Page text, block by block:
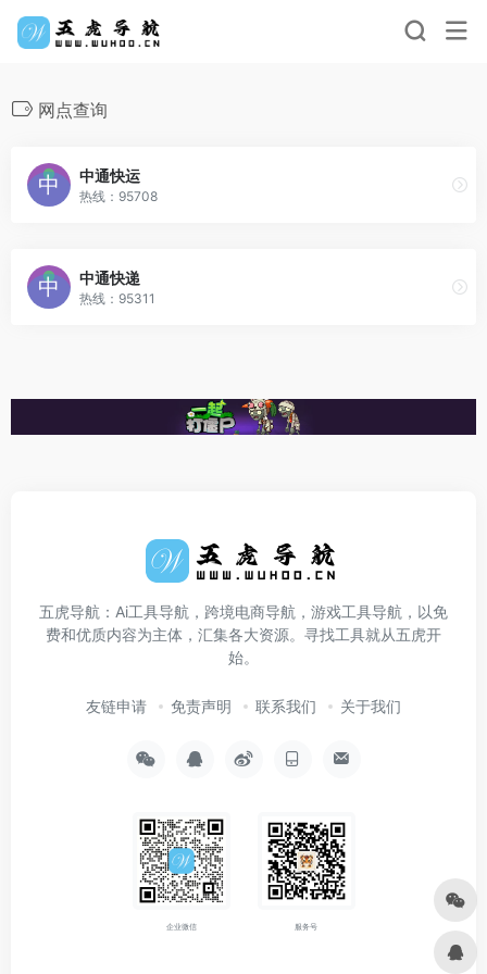
网点查询
中通快运
热线：95708
中通快递
热线：95311
五虎导航：Ai工具导航，跨境电商导航，游戏工具导航，以免
费和优质内容为主体，汇集各大资源。寻找工具就从五虎开
始。
友链申请 免责声明 联系我们 关于我们
企业微信 服务号